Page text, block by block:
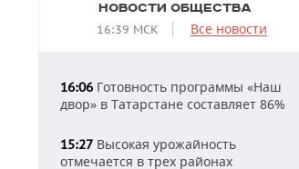
НОВОСТИ ОБЩЕСТВА
16:39 МСК Все новости
16:06 Готовность программы «Наш
двор» в Татарстане составляет 86%
15:27 Высокая урожайность
отмечается в трех районах